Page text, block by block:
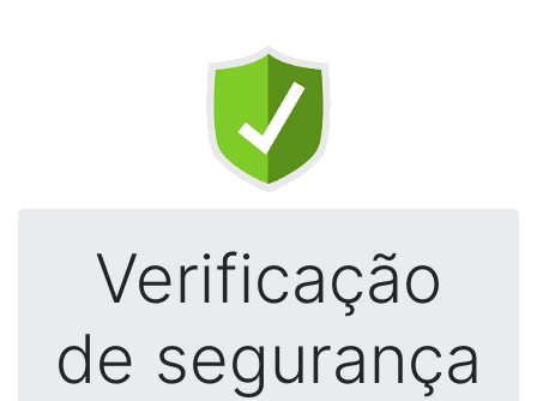
Verificação
de segurança